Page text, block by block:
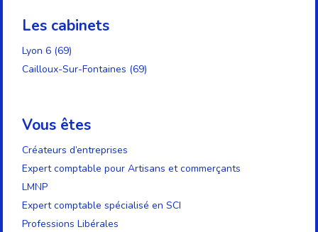
Les cabinets
Lyon 6 (69)
Cailloux-Sur-Fontaines (69)
Vous êtes
Créateurs d’entreprises
Expert comptable pour Artisans et commerçants
LMNP
Expert comptable spécialisé en SCI
Professions Libérales